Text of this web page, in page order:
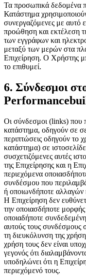
Τα προσωπικά δεδομένα
Κατάστημα
συνεργαζόμενες με αυτό
προώθηση και εκτέλεση
των εγγράφων και
μεταξύ των μερών στα
Επιχείρηση. Ο Χρήστης
το επιθυμεί.
6. Σύνδεσμοι
Οι σύνδεσμοι (links) που
κατάστημα, οδηγούν σε
περιπτώσεις οδηγούν το
κατάστημα) σε
συσχετιζόμενες αυτές
της Επιχείρησης και η
περιεχόμενα
συνδέσμου που
ή οποιωνδήποτε αλλαγών
Η Επιχείρηση δεν
την οποιασδήποτε
οποιαδήποτε
αυτούς τους συνδέσμους
τη διευκόλυνση της
χρήση τους δεν είναι
γεγονός ότι
υποδηλώνει ότι η
περιεχόμενό τους.